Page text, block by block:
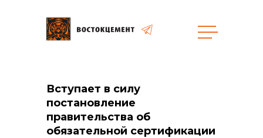
Закупки
общая информация
Вступает в силу
постановление
правительства об
обязательной сертификации